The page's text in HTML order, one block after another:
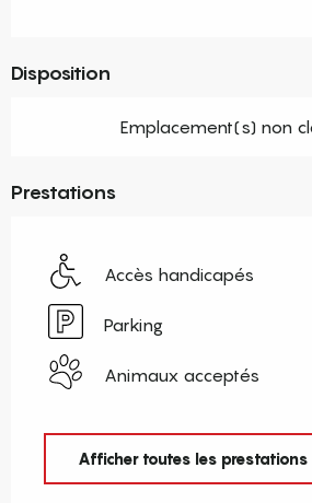
Disposition
Emplacement(s) non
Prestations
Accès handicapés
Parking
Animaux acceptés
Afficher toutes les prestations